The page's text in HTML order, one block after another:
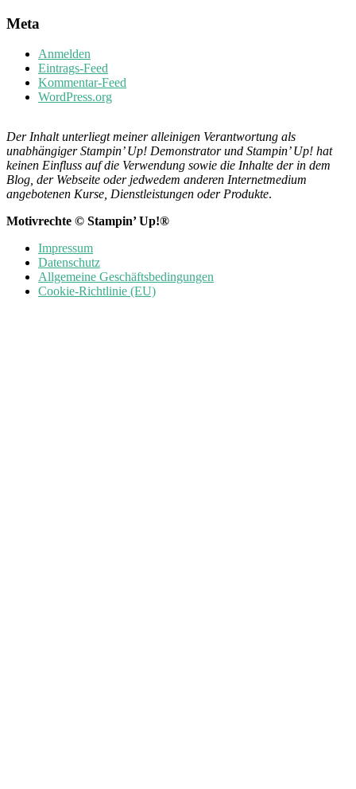
Meta
Anmelden
Eintrags-Feed
Kommentar-Feed
WordPress.org
Der Inhalt unterliegt meiner alleinigen Verantwortung als
unabhängiger Stampin’ Up! Demonstrator und Stampin’ Up! hat
keinen Einfluss auf die Verwendung sowie die Inhalte der in dem
Blog, der Webseite oder jedwedem anderen Internetmedium
angebotenen Kurse, Dienstleistungen oder Produkte.
Motivrechte © Stampin’ Up!®
Impressum
Datenschutz
Allgemeine Geschäftsbedingungen
Cookie-Richtlinie (EU)